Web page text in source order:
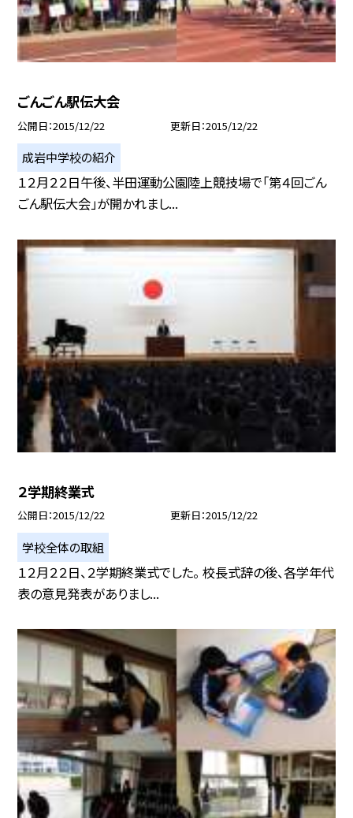
ごんごん駅伝大会
公開日 2015/12/22 更新日 2015/12/22
成岩中学校の紹介
１２月２２日午後、半田運動公園陸上競技場で「第４回ごん
ごん駅伝大会」が開かれまし...
２学期終業式
公開日 2015/12/22 更新日 2015/12/22
学校全体の取組
１２月２２日、２学期終業式でした。 校長式辞の後、各学年代
表の意見発表がありまし...